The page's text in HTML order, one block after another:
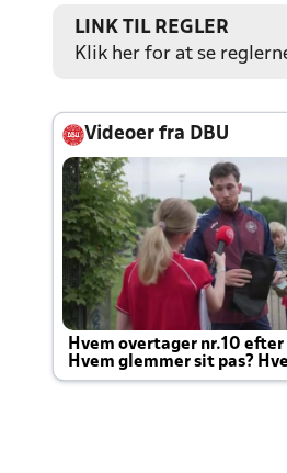
LINK TIL REGLER
Klik her for at se
Videoer fra DBU
Hvem overtager nr.10 efter
Hvem glemmer sit pas?
Joachim altid til efter